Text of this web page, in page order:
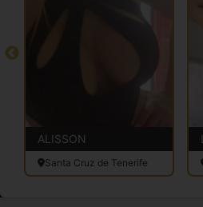
ALISSON
Santa Cruz de Tenerife